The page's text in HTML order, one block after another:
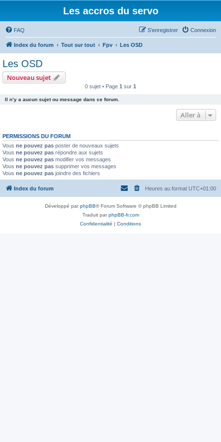
Les accros du servo
FAQ Connexion
S’enregistrer
Index du forum Tout sur tout Fpv Les OSD
Les OSD
Nouveau sujet
0 sujet • Page 1 sur 1
Il n’y a aucun sujet ou message dans ce forum.
Aller à
PERMISSIONS DU FORUM
Vous ne pouvez pas poster de nouveaux sujets
Vous ne pouvez pas répondre aux sujets
Vous ne pouvez pas modifier vos messages
Vous ne pouvez pas supprimer vos messages
Vous ne pouvez pas joindre des fichiers
Index du forum Heures au format UTC+01:00
Développé parphpBB® Forum Software © phpBB Limited
Traduit parphpBB-fr.com
Confidentialité | Conditions